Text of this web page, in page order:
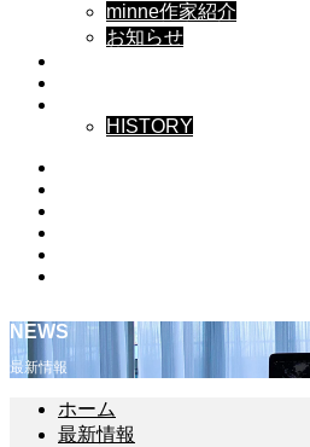
minne作家紹介
お知らせ
HISTORY
NEWS
最新情報
ホーム
最新情報